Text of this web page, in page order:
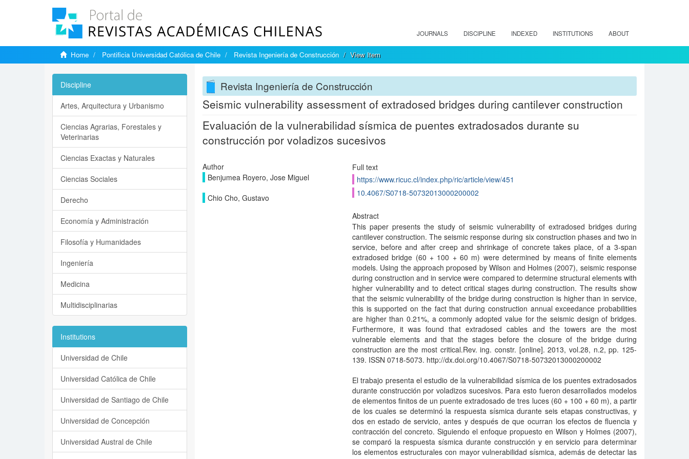
JOURNALS DISCIPLINE INDEXED INSTITUTIONS ABOUT
Home Pontificia Universidad Católica de Chile Revista Ingeniería de Construcción View Item
Revista Ingeniería de Construcción
Seismic vulnerability assessment of extradosed bridges during cantilever construction
Evaluación de la vulnerabilidad sísmica de puentes extradosados durante su
construcción por voladizos sucesivos
Author
Benjumea Royero, Jose Miguel
Chio Cho, Gustavo
Full text
https://www.ricuc.cl/index.php/ric/article/view/451
10.4067/S0718-50732013000200002
Abstract
This paper presents the study of seismic vulnerability of extradosed bridges during
cantilever construction. The seismic response during six construction phases and two in
service, before and after creep and shrinkage of concrete takes place, of a 3-span
extradosed bridge (60 + 100 + 60 m) were determined by means of finite elements
models. Using the approach proposed by Wilson and Holmes (2007), seismic response
during construction and in service were compared to determine structural elements with
higher vulnerability and to detect critical stages during construction. The results show
that the seismic vulnerability of the bridge during construction is higher than in service,
this is supported on the fact that during construction annual exceedance probabilities
are higher than 0.21%, a commonly adopted value for the seismic design of bridges.
Furthermore, it was found that extradosed cables and the towers are the most
vulnerable elements and that the stages before the closure of the bridge during
construction are the most critical.Rev. ing. constr. [online]. 2013, vol.28, n.2, pp. 125-
139. ISSN 0718-5073. http://dx.doi.org/10.4067/S0718-50732013000200002
El trabajo presenta el estudio de la vulnerabilidad sísmica de los puentes extradosados
durante construcción por voladizos sucesivos. Para esto fueron desarrollados modelos
de elementos finitos de un puente extradosado de tres luces (60 + 100 + 60 m), a partir
de los cuales se determinó la respuesta sísmica durante seis etapas constructivas, y
dos en estado de servicio, antes y después de que ocurran los efectos de fluencia y
contracción del concreto. Siguiendo el enfoque propuesto en Wilson y Holmes (2007),
se comparó la respuesta sísmica durante construcción y en servicio para determinar
los elementos estructurales con mayor vulnerabilidad sísmica, además de detectar las
Discipline
Artes, Arquitectura y Urbanismo
Ciencias Agrarias, Forestales y
Veterinarias
Ciencias Exactas y Naturales
Ciencias Sociales
Derecho
Economía y Administración
Filosofía y Humanidades
Ingeniería
Medicina
Multidisciplinarias
Institutions
Universidad de Chile
Universidad Católica de Chile
Universidad de Santiago de Chile
Universidad de Concepción
Universidad Austral de Chile